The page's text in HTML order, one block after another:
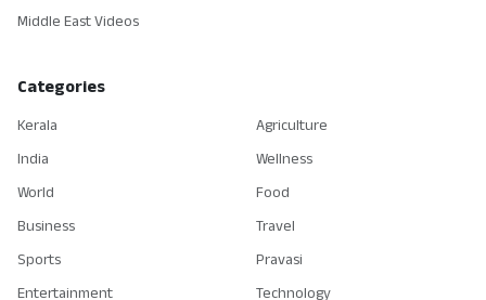
Middle East Videos
Categories
Kerala
India
World
Business
Sports
Entertainment
Agriculture
Wellness
Food
Travel
Pravasi
Technology